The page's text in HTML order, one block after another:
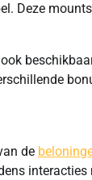
Deze
de